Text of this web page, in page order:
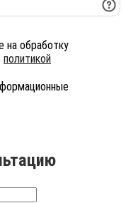
на обработку
политикой